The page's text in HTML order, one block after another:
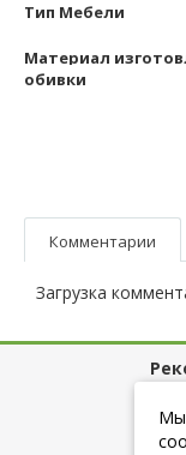
Тип Мебели
Материал
обивки
Комментарии
Загрузка
Мы